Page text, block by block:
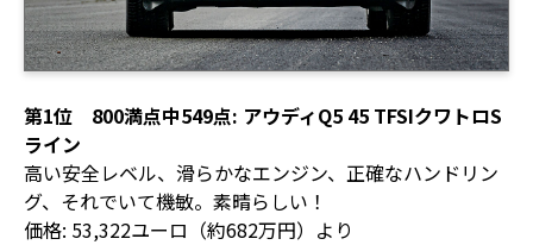
第1位 800満点中549点: アウディQ5 45 TFSIクワトロS
ライン
高い安全レベル、滑らかなエンジン、正確なハンドリン
グ、それでいて機敏。素晴らしい！
価格: 53,322ユーロ（約682万円）より